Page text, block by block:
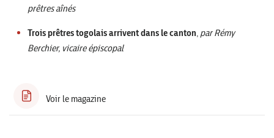
prêtres aînés
Trois prêtres togolais arrivent dans le canton, par Rémy
Berchier, vicaire épiscopal
Voir le magazine